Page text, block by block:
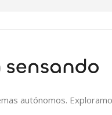
autónomos.